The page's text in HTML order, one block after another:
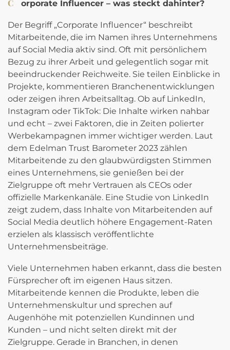
Corporate Influencer – was steckt dahinter?
Der Begriff „Corporate Influencer“ beschreibt
Mitarbeitende, die im Namen ihres Unternehmens
auf Social Media aktiv sind. Oft mit persönlichem
Bezug zu ihrer Arbeit und gelegentlich sogar mit
beeindruckender Reichweite. Sie teilen Einblicke in
Projekte, kommentieren Branchenentwicklungen
oder zeigen ihren Arbeitsalltag. Ob auf LinkedIn,
Instagram oder TikTok: Die Inhalte wirken nahbar
und echt – zwei Faktoren, die in Zeiten polierter
Werbekampagnen immer wichtiger werden. Laut
dem Edelman Trust Barometer 2023 zählen
Mitarbeitende zu den glaubwürdigsten Stimmen
eines Unternehmens, sie genießen bei der
Zielgruppe oft mehr Vertrauen als CEOs oder
offizielle Markenkanäle. Eine Studie von LinkedIn
zeigt zudem, dass Inhalte von Mitarbeitenden auf
Social Media deutlich höhere Engagement-Raten
erzielen als klassisch veröffentlichte
Unternehmensbeiträge.
Viele Unternehmen haben erkannt, dass die besten
Fürsprecher oft im eigenen Haus sitzen.
Mitarbeitende kennen die Produkte, leben die
Unternehmenskultur und sprechen auf
Augenhöhe mit potenziellen Kundinnen und
Kunden – und nicht selten direkt mit der
Zielgruppe. Gerade in Branchen, in denen